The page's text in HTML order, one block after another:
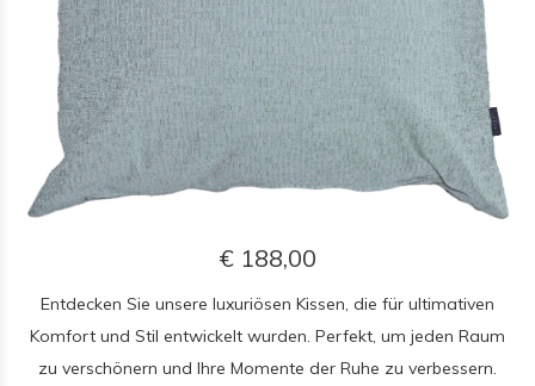
€ 188,00
Entdecken Sie unsere luxuriösen Kissen, die für ultimativen
Komfort und Stil entwickelt wurden. Perfekt, um jeden Raum
zu verschönern und Ihre Momente der Ruhe zu verbessern.